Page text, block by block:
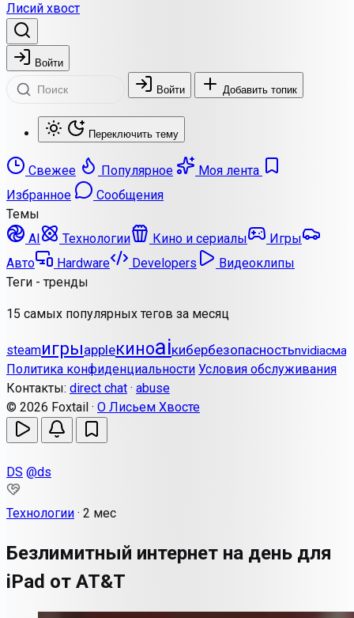
Лисий хвост
Войти
Войти Добавить топик
Переключить тему
Свежее Популярное
Моя лента
Избранное
Сообщения
Темы
AI
Технологии Кино и сериалы
Игры
Авто
Hardware Developers
Видеоклипы
Теги - тренды
15 самых популярных тегов за месяц
steamигрыappleкиноaiкибербезопасностьnvidia
Политика конфиденциальности Условия обслуживания
Контакты: direct chat · abuse
© 2026 Foxtail · О Лисьем Хвосте
DS @ds
Технологии · 2 мес
Безлимитный интернет на день для
iPad от AT&T